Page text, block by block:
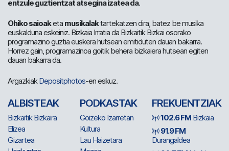
entzule guztientzat atsegina izatea da.
Ohiko saioaketa musikalaktartekatzen dira, batez be musika
euskalduna eskeiniz. Bizkaia Irratia da Bizkaitik Bizkai osorako
programazino guztia euskera hutsean emitiduten dauan bakarra.
Horrez gain, programazinoa goitik behera bizkaiera hutsean egiten
dauan bakarra da.
ArgazkiakDepositphotos-en eskuz.
ALBISTEAK
Bizkaitik Bizkaira
Elizea
Gizartea
PODKASTAK
Goizeko Izarretan
Kultura
Lau Haizetara
FREKUENTZIAK
102.6 FM Bizkaia
91.9 FM
Durangaldea